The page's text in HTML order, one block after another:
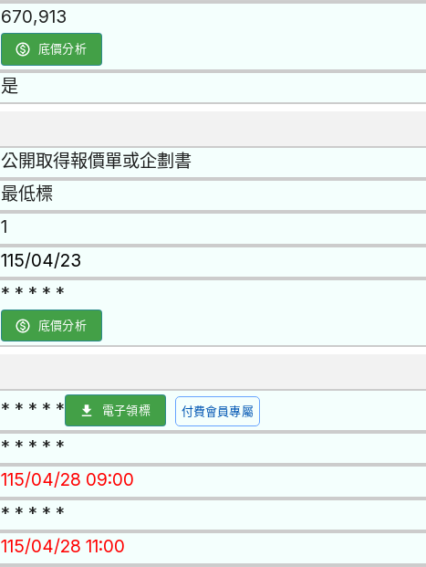
670,913
底價分析
是
公開取得報價單或企劃書
最低標
1
115/04/23
* * * * *
底價分析
* * * * * 電子領標 付費會員專屬
* * * * *
115/04/28 09:00
* * * * *
115/04/28 11:00